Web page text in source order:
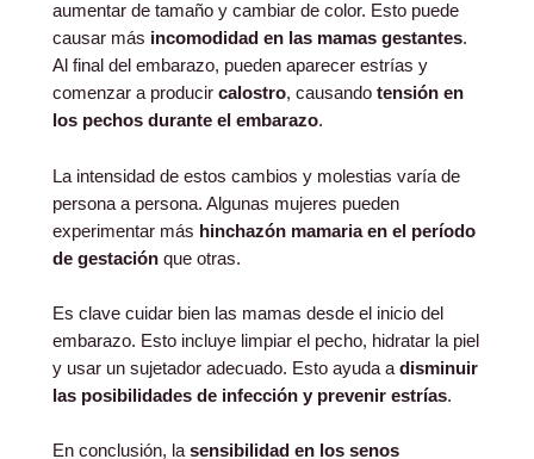
aumentar de tamaño y cambiar de color. Esto puede
causar más incomodidad en las mamas gestantes.
Al final del embarazo, pueden aparecer estrías y
comenzar a producir calostro, causando tensión en
los pechos durante el embarazo.
La intensidad de estos cambios y molestias varía de
persona a persona. Algunas mujeres pueden
experimentar más hinchazón mamaria en el período
de gestación que otras.
Es clave cuidar bien las mamas desde el inicio del
embarazo. Esto incluye limpiar el pecho, hidratar la piel
y usar un sujetador adecuado. Esto ayuda a disminuir
las posibilidades de infección y prevenir estrías.
En conclusión, lasensibilidad en los senos